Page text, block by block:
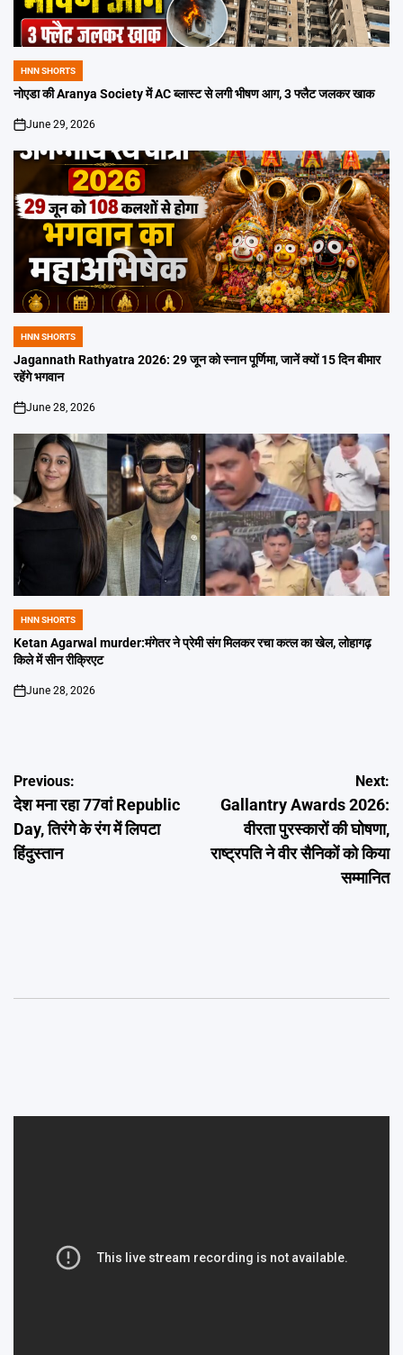
POSTED
IN
HNN SHORTS
नोएडा की Aranya Society में AC ब्लास्ट से लगी भीषण आग, 3 फ्लैट जलकर खाक
on
June 29, 2026
POSTED
IN
HNN SHORTS
Jagannath Rathyatra 2026: 29 जून को स्नान पूर्णिमा, जानें क्यों 15 दिन बीमार
रहेंगे भगवान
on
June 28, 2026
POSTED
IN
HNN SHORTS
Ketan Agarwal murder:मंगेतर ने प्रेमी संग मिलकर रचा कत्ल का खेल, लोहागढ़
किले में सीन रीक्रिएट
on
June 28, 2026
Post
navigation
Previous:
देश मना रहा 77वां Republic
Day, तिरंगे के रंग में लिपटा
हिंदुस्तान
Next:
Gallantry Awards 2026:
वीरता पुरस्कारों की घोषणा,
राष्ट्रपति ने वीर सैनिकों को किया
सम्मानित